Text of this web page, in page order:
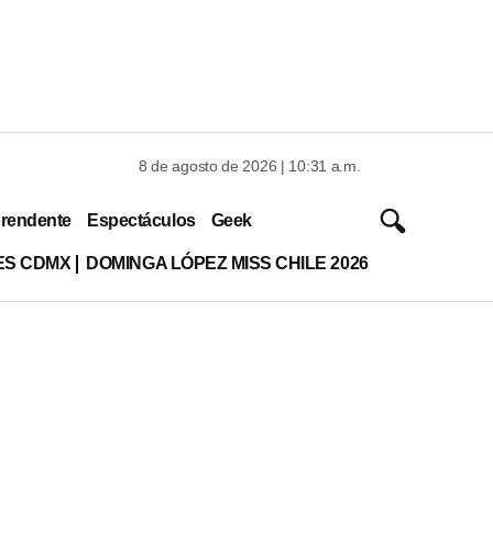
8 de agosto de 2026 | 10:31 a.m.
Espectáculos Geek
CDMX DOMINGA LÓPEZ MISS CHILE 2026